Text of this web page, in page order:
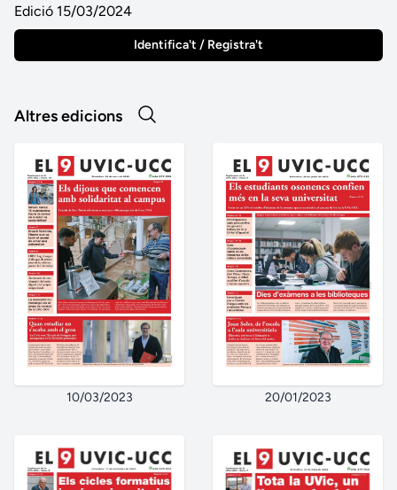
Edició 15/03/2024
Identifica't / Registra't
Altres edicions
10/03/2023 20/01/2023